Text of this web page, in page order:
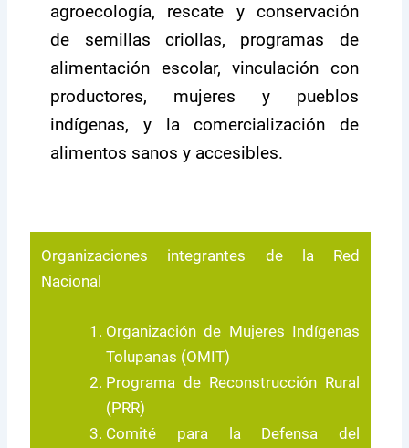
agroecología, rescate y conservación
de semillas criollas, programas de
alimentación escolar, vinculación con
productores, mujeres y pueblos
indígenas, y la comercialización de
alimentos sanos y accesibles.
Organizaciones integrantes de la Red
Nacional
Organización de Mujeres Indígenas
Tolupanas (OMIT)
Programa de Reconstrucción Rural
(PRR)
Comité para la Defensa del